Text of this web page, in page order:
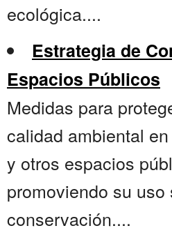
ecológica....
Estrategia de
Espacios Públicos
Medidas para
calidad ambiental
y otros espacios
promoviendo su
conservación....